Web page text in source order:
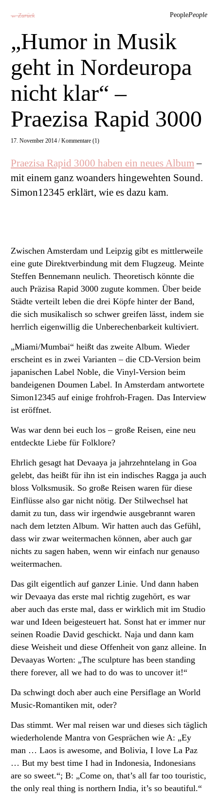
← Zurück PeoplePeople
„Humor in Musik
geht in Nordeuropa
nicht klar“ –
Praezisa Rapid 3000
17. November 2014 /Kommentare (1)
Praezisa Rapid 3000 haben ein neues Album –
mit einem ganz woanders hingewehten Sound.
Simon12345 erklärt, wie es dazu kam.
Zwischen Amsterdam und Leipzig gibt es mittlerweile
eine gute Direktverbindung mit dem Flugzeug. Meinte
Steffen Bennemann neulich. Theoretisch könnte die
auch Präzisa Rapid 3000 zugute kommen. Über beide
Städte verteilt leben die drei Köpfe hinter der Band,
die sich musikalisch so schwer greifen lässt, indem sie
herrlich eigenwillig die Unberechenbarkeit kultiviert.
„Miami/Mumbai“ heißt das zweite Album. Wieder
erscheint es in zwei Varianten – die CD-Version beim
japanischen Label Noble, die Vinyl-Version beim
bandeigenen Doumen Label. In Amsterdam antwortete
Simon12345 auf einige frohfroh-Fragen. Das Interview
ist eröffnet.
Was war denn bei euch los – große Reisen, eine neu
entdeckte Liebe für Folklore?
Ehrlich gesagt hat Devaaya ja jahrzehntelang in Goa
gelebt, das heißt für ihn ist ein indisches Ragga ja auch
bloss Volksmusik. So große Reisen waren für diese
Einflüsse also gar nicht nötig. Der Stilwechsel hat
damit zu tun, dass wir irgendwie ausgebrannt waren
nach dem letzten Album. Wir hatten auch das Gefühl,
dass wir zwar weitermachen können, aber auch gar
nichts zu sagen haben, wenn wir einfach nur genauso
weitermachen.
Das gilt eigentlich auf ganzer Linie. Und dann haben
wir Devaaya das erste mal richtig zugehört, es war
aber auch das erste mal, dass er wirklich mit im Studio
war und Ideen beigesteuert hat. Sonst hat er immer nur
seinen Roadie David geschickt. Naja und dann kam
diese Weisheit und diese Offenheit von ganz alleine. In
Devaayas Worten: „The sculpture has been standing
there forever, all we had to do was to uncover it!“
Da schwingt doch aber auch eine Persiflage an World
Music-Romantiken mit, oder?
Das stimmt. Wer mal reisen war und dieses sich täglich
wiederholende Mantra von Gesprächen wie A: „Ey
man … Laos is awesome, and Bolivia, I love La Paz
… But my best time I had in Indonesia, Indonesians
are so sweet.“; B: „Come on, that’s all far too touristic,
the only real thing is northern India, it’s so beautiful.“